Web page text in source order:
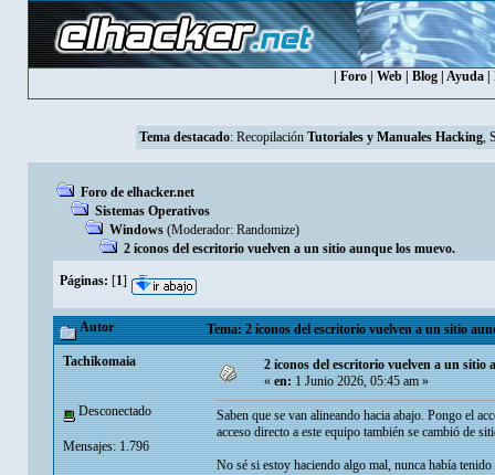
Foro| Web| Blog| Ayuda|
Tema destacado: Recopilación Tutoriales y Manuales Hacking,
Foro de elhacker.net
Sistemas Operativos
Windows (Moderador: Randomize)
2 íconos del escritorio vuelven a un sitio aunque los muevo.
Páginas: [1]
Autor Tema: 2 íconos del escritorio vuelven a un sitio
Tachikomaia
Desconectado
Mensajes: 1.796
2 íconos del escritorio vuelven a un sitio
«en:1 Junio 2026, 05:45 am »
Saben que se van alineando hacia abajo. Pongo el
acceso directo a este equipo también se cambió de
No sé si estoy haciendo algo mal, nunca había